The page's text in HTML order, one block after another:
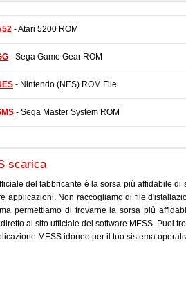
- Atari 5200 ROM
- Sega Game Gear ROM
- Nintendo (NES) ROM File
- Sega Master System ROM
scarica
del fabbricante è la sorsa più affidabile
applicazioni. Non raccogliamo di file
permettiamo di trovarne la sorsa più
al sito ufficiale del software MESS. Puoi
MESS idoneo per il tuo sistema